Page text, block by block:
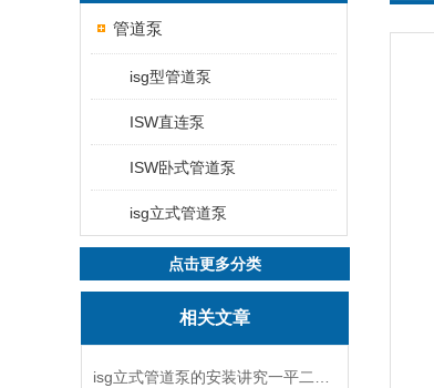
管道泵
isg型管道泵
ISW直连泵
ISW卧式管道泵
isg立式管道泵
点击更多分类
相关文章